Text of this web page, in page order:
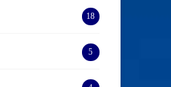
18
5